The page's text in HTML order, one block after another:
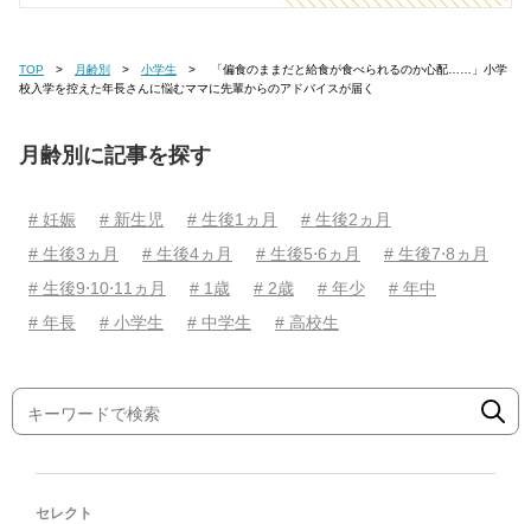
TOP 月齢別 小学生
校入学を控えた年長さんに悩むママに先輩からのアドバイスが届く
月齢別に記事を探す
# 妊娠 # 新生児 # 生後1ヵ月
# 生後2ヵ月
# 生後3ヵ月
# 生後4ヵ月 # 生後5⋅6ヵ月
# 生後7⋅8ヵ月
# 生後9⋅10⋅11ヵ月
# 1歳 # 2歳 # 年少
# 年中
# 年長
# 小学生 # 中学生 # 高校生
セレクト